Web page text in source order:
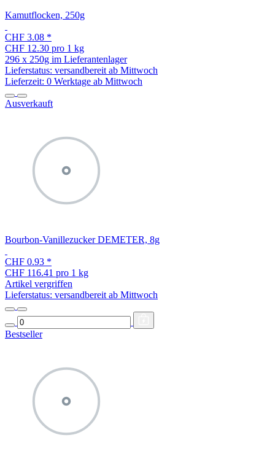
Kamutflocken, 250g
CHF 3.08 *
CHF 12.30 pro 1 kg
296 x 250g im Lieferantenlager
Lieferstatus: versandbereit ab Mittwoch
Lieferzeit: 0 Werktage ab Mittwoch
Ausverkauft
Bourbon-Vanillezucker DEMETER, 8g
CHF 0.93 *
CHF 116.41 pro 1 kg
Artikel vergriffen
Lieferstatus: versandbereit ab Mittwoch
Bestseller